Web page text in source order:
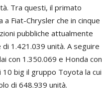
Tra questi, il primato
Fiat-Chrysler che in cinque
pubbliche attualmente
1.421.039 unità. A seguire
con 1.350.069 e Honda con
10 big il gruppo Toyota la cui
di 648.939 unità.